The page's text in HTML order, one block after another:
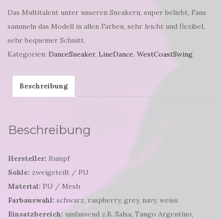
Das Multitalent unter unseren Sneakern, super beliebt, Fans
sammeln das Modell in allen Farben, sehr leicht und flexibel,
sehr bequemer Schnitt.
Kategorien: DanceSneaker, LineDance, WestCoastSwing
Beschreibung
Beschreibung
Hersteller: Rumpf
Sohle: zweigeteilt / PU
Material: PU / Mesh
Farbauswahl: schwarz, raspberry, grey, navy, weiss
Einsatzbereich: umfassend z.B. Salsa, Tango Argentino,